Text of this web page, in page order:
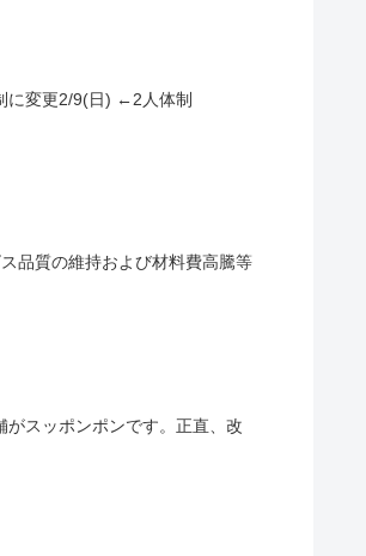
に変更2/9(日) ←2人体制
品質の維持および材料費高騰等
がスッポンポンです。正直、改